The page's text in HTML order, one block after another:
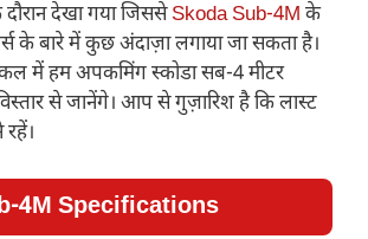
दौरान देखा गया जिससेSkoda Sub-4M के
के बारे में कुछ अंदाज़ा लगाया जा सकता है।
में हम अपकमिंग स्कोडा सब-4 मीटर
से जानेंगे। आप से गुज़ारिश है कि लास्ट
4M Specifications